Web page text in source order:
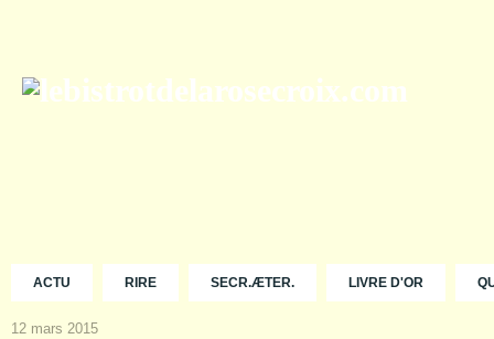
ACTU RIRE SECR.ÆTER. LIVRE D'OR
12 mars 2015